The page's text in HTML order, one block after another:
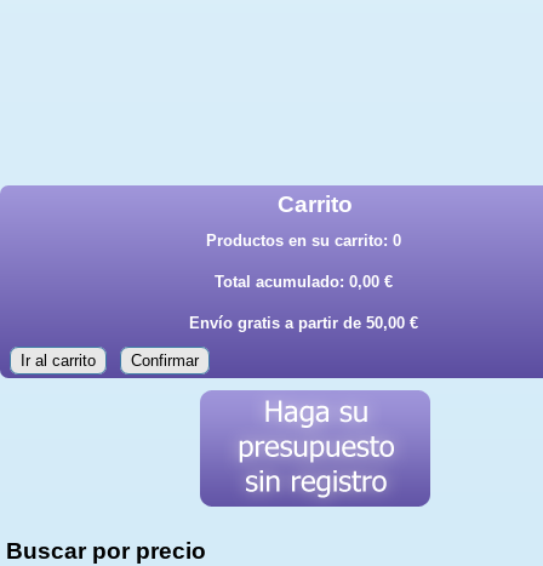
Carrito
Productos en su carrito: 0
Total acumulado: 0,00 €
Envío gratis a partir de 50,00 €
Ir al carrito Confirmar
Buscar por precio